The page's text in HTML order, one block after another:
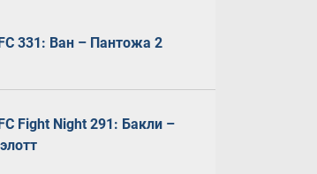
331: Ван – Пантожа 2
Fight Night 291: Бакли –